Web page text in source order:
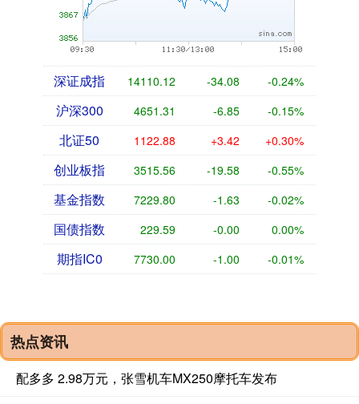
深证成指 14110.12 -34.08 -0.24%
沪深300 4651.31 -6.85 -0.15%
北证50 1122.88 +3.42 +0.30%
创业板指 3515.56 -19.58 -0.55%
基金指数 7229.80 -1.63 -0.02%
国债指数 229.59 -0.00 0.00%
期指IC0 7730.00 -1.00 -0.01%
热点资讯
配多多 2.98万元，张雪机车MX250摩托车发布